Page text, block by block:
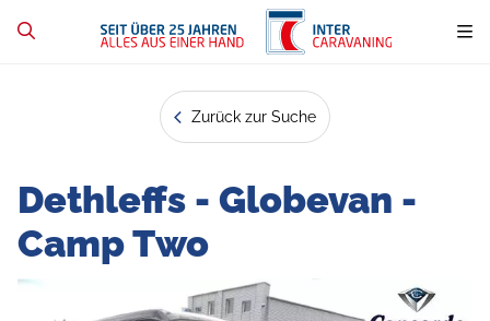
Zurück zur Suche
Dethleffs - Globevan -
Camp Two